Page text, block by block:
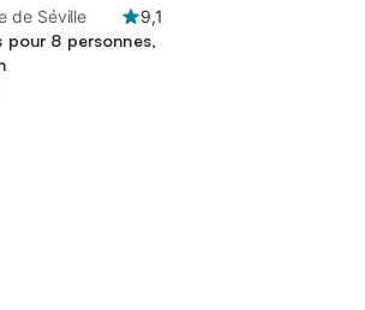
de Séville
9,1
pour 8 personnes,